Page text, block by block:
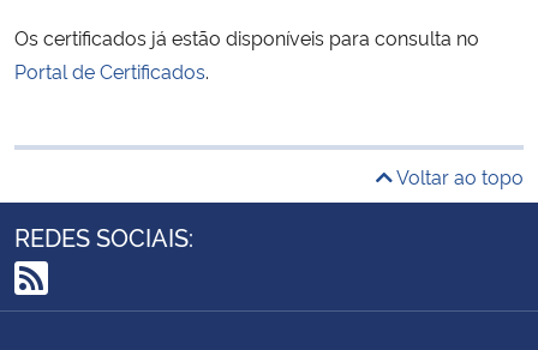
Os certificados já estão disponíveis para consulta no
Portal de Certificados.
Voltar ao topo
REDES SOCIAIS:
RSS